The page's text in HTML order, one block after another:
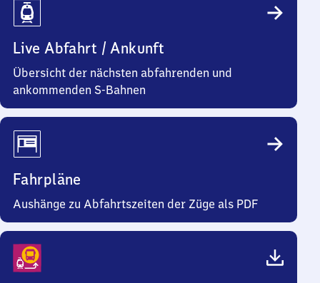
Live Abfahrt / Ankunft
Übersicht der nächsten abfahrenden und
ankommenden S-Bahnen
Fahrpläne
Aushänge zu Abfahrtszeiten der Züge als PDF